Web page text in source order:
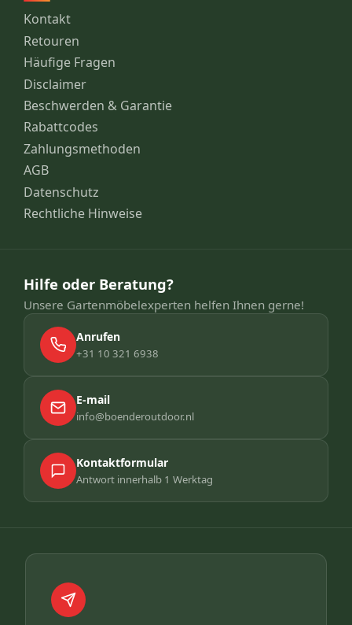
Kontakt
Retouren
Häufige Fragen
Disclaimer
Beschwerden & Garantie
Rabattcodes
Zahlungsmethoden
AGB
Datenschutz
Rechtliche Hinweise
Hilfe oder Beratung?
Unsere Gartenmöbelexperten helfen Ihnen gerne!
Anrufen
+31 10 321 6938
E-mail
info@boenderoutdoor.nl
Kontaktformular
Antwort innerhalb 1 Werktag